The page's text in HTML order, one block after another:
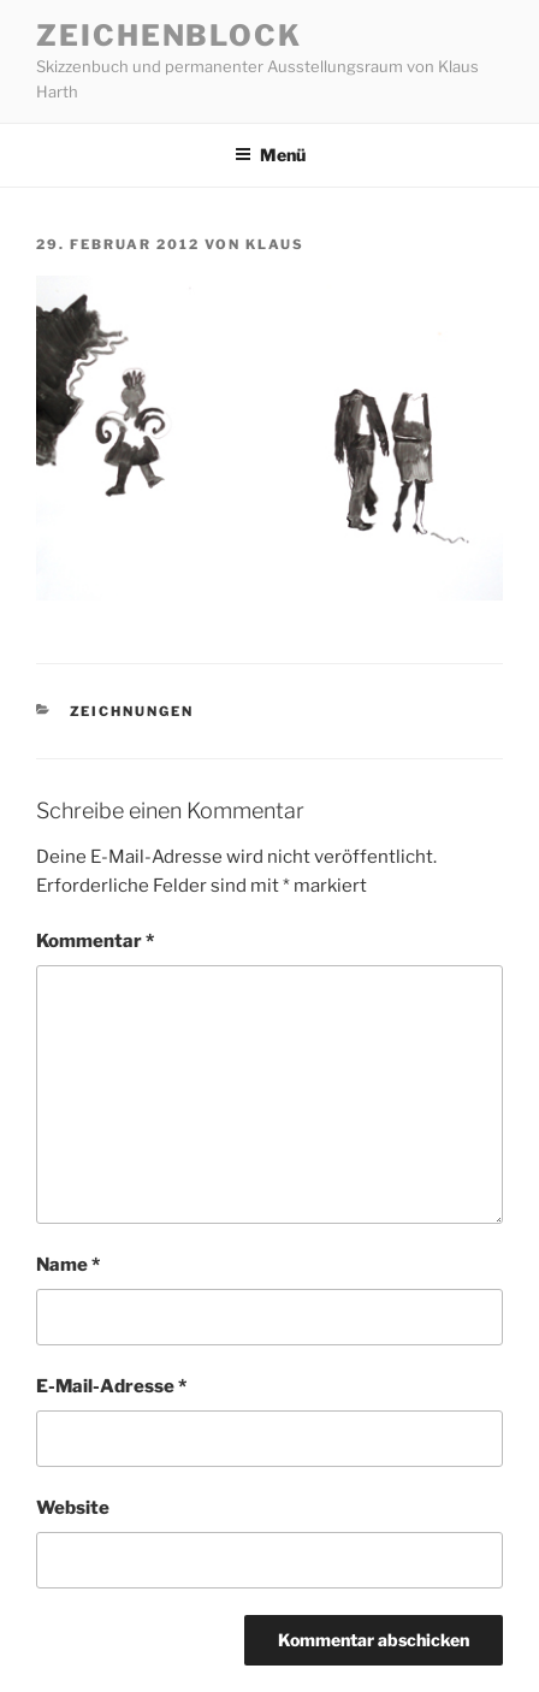
Inhalt
springen
ZEICHENBLOCK
Skizzenbuch und permanenter Ausstellungsraum von Klaus
Harth
Menü
VERÖFFENTLICHT
29. FEBRUAR 2012 VON KLAUS
KATEGORIEN
ZEICHNUNGEN
Schreibe einen Kommentar
Deine E-Mail-Adresse wird nicht veröffentlicht.
Erforderliche Felder sind mit* markiert
Kommentar*
Name*
E-Mail-Adresse*
Website